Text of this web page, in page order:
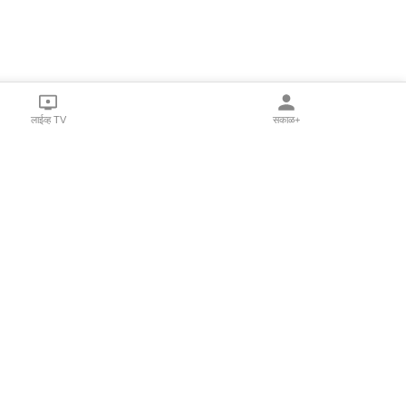
लाईव्ह TV सकाळ+